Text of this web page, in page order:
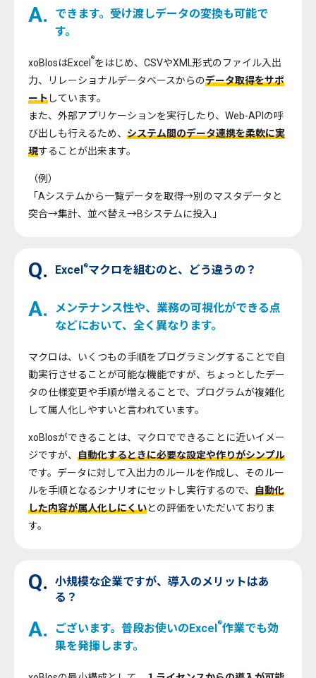
A.
できます。受け渡しデータの変換も可能で
す。
xoBlosはExcel ®をはじめ、CSVやXML形式のファイル入出
力、リレーショナルデータベースからのデータ取得をサポ
ートしています。
また、外部アプリケーションを実行したり、Web-APIの呼
び出しも行えるため、 システム間のデータ連携を柔軟に実
現することが出来ます。
（例）
「Aシステムから一覧データを取得→別のマスタデータと
突合→集計、並べ替え→Bシステムに投入」
Q. Excel ®マクロを組むのと、どう違うの？
A.
メンテナンス性や、業務の可視化ができる点
などにおいて、全く異なります。
マクロは、いくつもの手順をプログラミングすることで自
動実行させることが可能な機能ですが、ちょっとしたデー
タの仕様変更や手順が増えることで、プログラムが複雑化
して属人化しやすいと言われています。
xoBlosができることは、マクロでできることに近いイメー
ジですが、 自動化するときに必要な設定や作りがシンプル
です。データに対して入出力のルールを作成し、そのルー
ルを手順となるシナリオにセットし実行するので、 自動化
した内容が属人化しにくいとの評価をいただいておりま
す。
Q. 小規模な企業ですが、導入のメリットはあ
る？
A. ございます。普段お使いのExcel ®作業でも効
果を発揮します。